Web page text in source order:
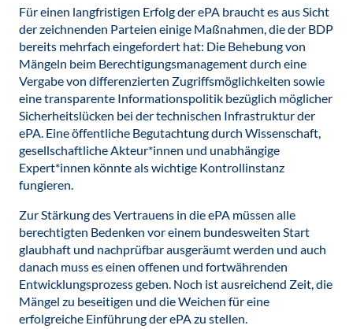
Für einen langfristigen Erfolg der ePA braucht es aus Sicht
der zeichnenden Parteien einige Maßnahmen, die der BDP
bereits mehrfach eingefordert hat: Die Behebung von
Mängeln beim Berechtigungsmanagement durch eine
Vergabe von differenzierten Zugriffsmöglichkeiten sowie
eine transparente Informationspolitik bezüglich möglicher
Sicherheitslücken bei der technischen Infrastruktur der
ePA. Eine öffentliche Begutachtung durch Wissenschaft,
gesellschaftliche Akteur*innen und unabhängige
Expert*innen könnte als wichtige Kontrollinstanz
fungieren.
Zur Stärkung des Vertrauens in die ePA müssen alle
berechtigten Bedenken vor einem bundesweiten Start
glaubhaft und nachprüfbar ausgeräumt werden und auch
danach muss es einen offenen und fortwährenden
Entwicklungsprozess geben. Noch ist ausreichend Zeit, die
Mängel zu beseitigen und die Weichen für eine
erfolgreiche Einführung der ePA zu stellen.